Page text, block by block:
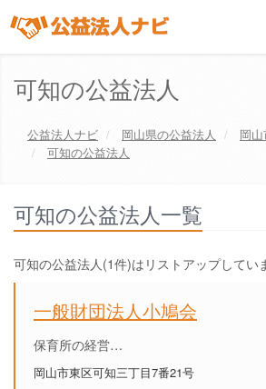
可知の公益法人
公益法人ナビ 岡山県の公益法人 岡
可知の公益法人
可知の公益法人一覧
可知の公益法人(1件)はリストアップしてい
一般財団法人小鳩会
保育所の経営…
岡山市東区可知三丁目7番21号